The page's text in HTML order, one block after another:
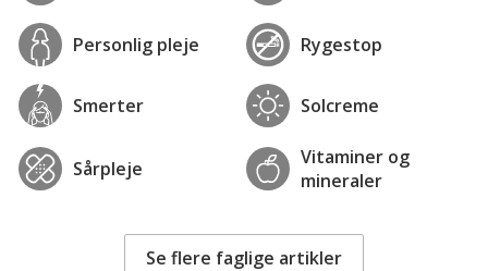
Personlig pleje Rygestop
Smerter Solcreme
Sårpleje
Vitaminer og
mineraler
Se flere faglige artikler